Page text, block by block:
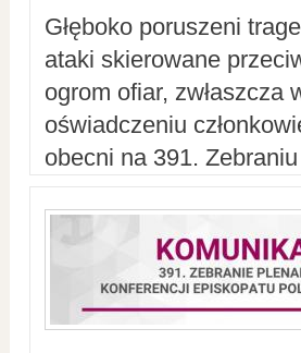
Głęboko poruszeni
ataki skierowane
ogrom ofiar, zwłaszcza
oświadczeniu
obecni na 391.